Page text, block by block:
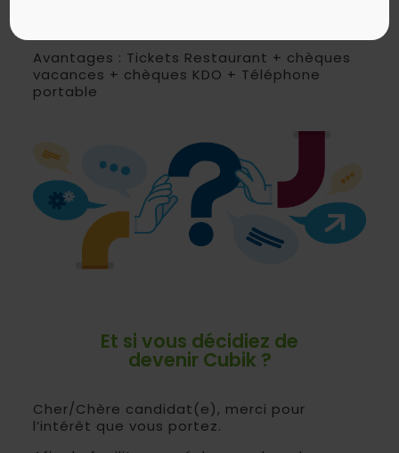
Avantages : Tickets Restaurant + chèques
vacances + chèques KDO + Téléphone
portable
Et si vous décidiez de
devenir Cubik ?
Cher/Chère candidat(e), merci pour
l’intérêt que vous portez.